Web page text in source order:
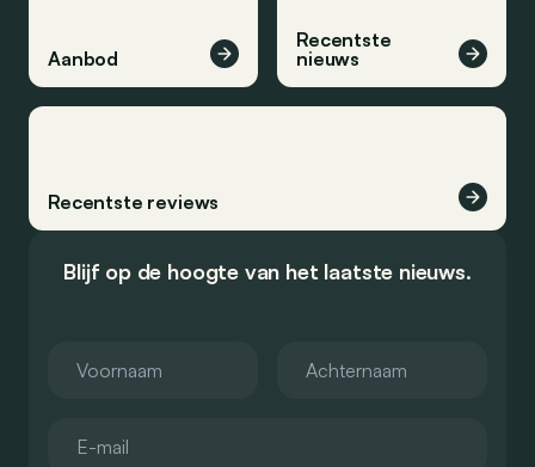
Aanbod
Recentste
nieuws
Recentste reviews
Blijf op de hoogte van het laatste nieuws.